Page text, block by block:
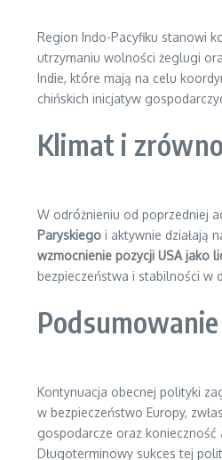
Region Indo-Pacyfiku stanowi
utrzymaniu wolności żeglugi
Indie, które mają na celu
chińskich inicjatyw
Klimat i
W odróżnieniu od poprzedniej
Paryskiego i aktywnie działają
wzmocnienie pozycji USA jako
bezpieczeństwa i stabilności w
Kontynuacja obecnej polityki
w bezpieczeństwo Europy,
gospodarcze oraz
Długoterminowy sukces tej